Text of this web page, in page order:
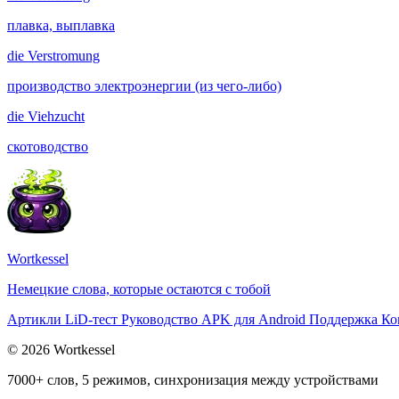
плавка, выплавка
die Verstromung
производство электроэнергии (из чего-либо)
die Viehzucht
скотоводство
Wortkessel
Немецкие слова, которые остаются с тобой
Артикли LiD-тест Руководство APK для Android Поддержка
© 2026 Wortkessel
7000+ слов, 5 режимов, синхронизация между устройствами